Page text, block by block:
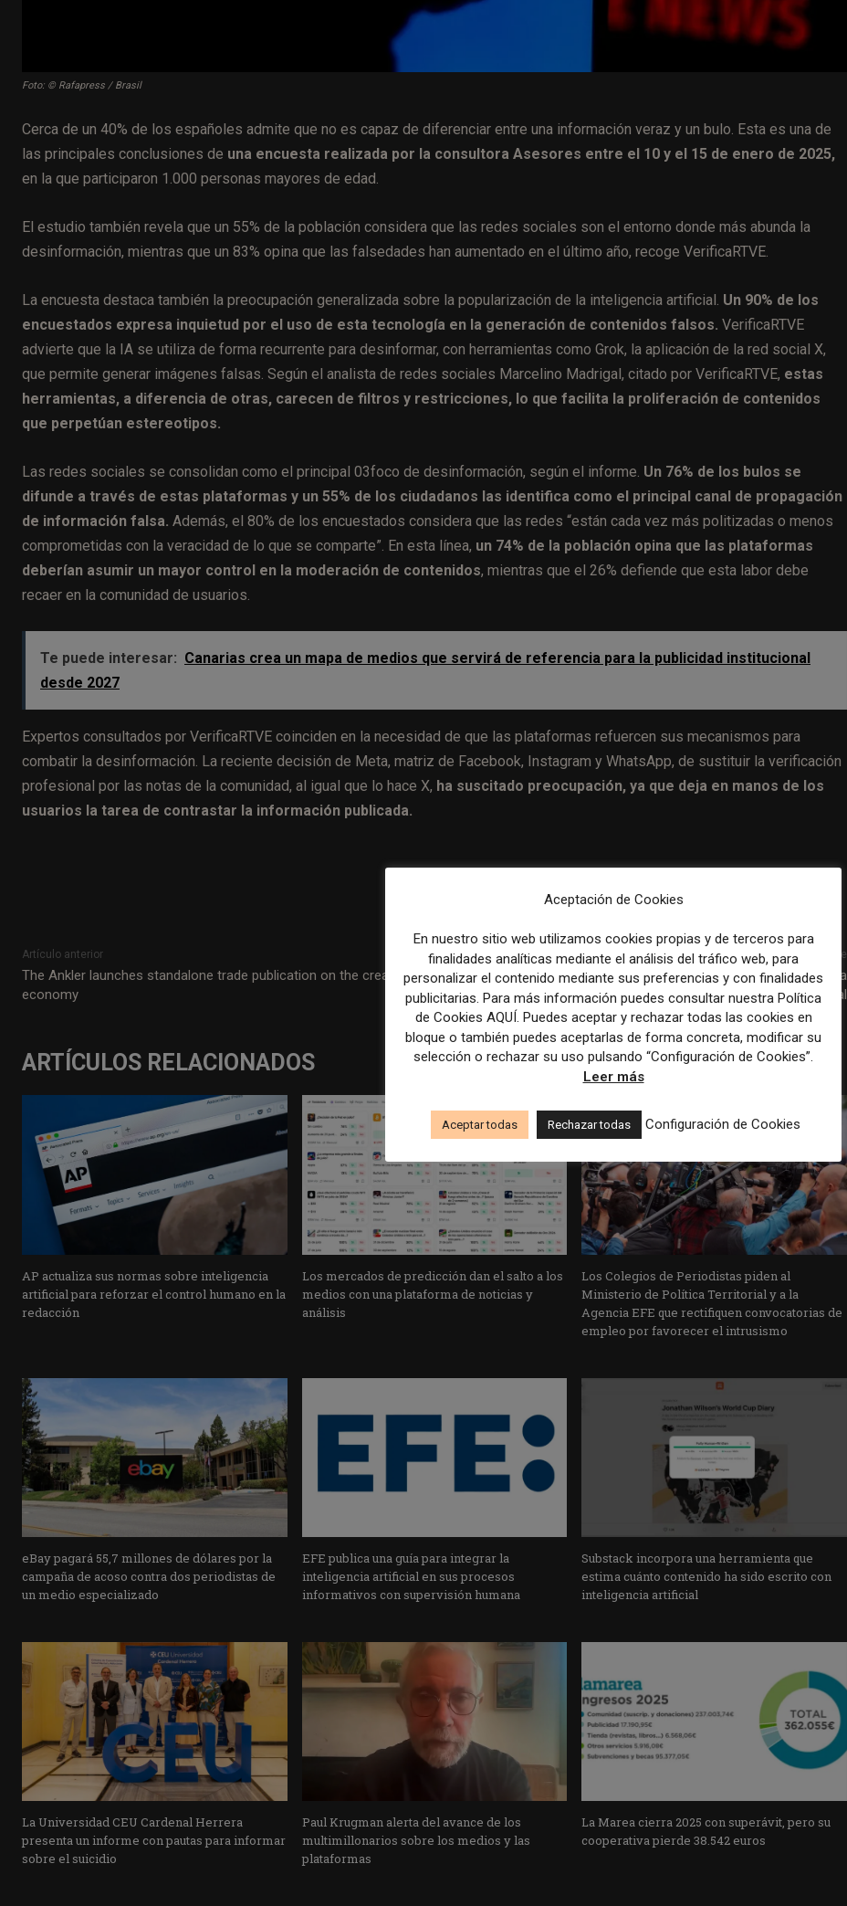
Foto: © Rafapress / Brasil
Cerca de un 40% de los españoles admite que no es capaz de diferenciar entre una información veraz y un bulo. Esta es una de
las principales conclusiones de una encuesta realizada por la consultora Asesores entre el 10 y el 15 de enero de 2025,
en la que participaron 1.000 personas mayores de edad.
El estudio también revela que un 55% de la población considera que las redes sociales son el entorno donde más abunda la
desinformación, mientras que un 83% opina que las falsedades han aumentado en el último año, recoge VerificaRTVE.
La encuesta destaca también la preocupación generalizada sobre la popularización de la inteligencia artificial. Un 90% de los
encuestados expresa inquietud por el uso de esta tecnología en la generación de contenidos falsos. VerificaRTVE
advierte que la IA se utiliza de forma recurrente para desinformar, con herramientas como Grok, la aplicación de la red social X,
que permite generar imágenes falsas. Según el analista de redes sociales Marcelino Madrigal, citado por VerificaRTVE, estas
herramientas, a diferencia de otras, carecen de filtros y restricciones, lo que facilita la proliferación de contenidos
que perpetúan estereotipos.
Las redes sociales se consolidan como el principal 03foco de desinformación, según el informe. Un 76% de los bulos se
difunde a través de estas plataformas y un 55% de los ciudadanos las identifica como el principal canal de propagación
de información falsa. Además, el 80% de los encuestados considera que las redes “están cada vez más politizadas o menos
comprometidas con la veracidad de lo que se comparte”. En esta línea, un 74% de la población opina que las plataformas
deberían asumir un mayor control en la moderación de contenidos, mientras que el 26% defiende que esta labor debe
recaer en la comunidad de usuarios.
Te puede interesar: Canarias crea un mapa de medios que servirá de referencia para la publicidad institucional
desde 2027
Expertos consultados por VerificaRTVE coinciden en la necesidad de que las plataformas refuercen sus mecanismos para
combatir la desinformación. La reciente decisión de Meta, matriz de Facebook, Instagram y WhatsApp, de sustituir la verificación
profesional por las notas de la comunidad, al igual que lo hace X, ha suscitado preocupación, ya que deja en manos de los
usuarios la tarea de contrastar la información publicada.
Artículo anterior
The Ankler launches standalone trade publication on the creator
economy
Artículo siguiente
Diez Minutos renueva su imagen con más actualidad, y una
apuesta por lo visual
ARTÍCULOS RELACIONADOS
AP actualiza sus normas sobre inteligencia
artificial para reforzar el control humano en la
redacción
Los mercados de predicción dan el salto a los
medios con una plataforma de noticias y
análisis
Los Colegios de Periodistas piden al
Ministerio de Política Territorial y a la
Agencia EFE que rectifiquen convocatorias de
empleo por favorecer el intrusismo
eBay pagará 55,7 millones de dólares por la
campaña de acoso contra dos periodistas de
un medio especializado
EFE publica una guía para integrar la
inteligencia artificial en sus procesos
informativos con supervisión humana
Substack incorpora una herramienta que
estima cuánto contenido ha sido escrito con
inteligencia artificial
La Universidad CEU Cardenal Herrera
presenta un informe con pautas para informar
sobre el suicidio
Paul Krugman alerta del avance de los
multimillonarios sobre los medios y las
plataformas
La Marea cierra 2025 con superávit, pero su
cooperativa pierde 38.542 euros
Aceptación de Cookies
En nuestro sitio web utilizamos cookies propias y de terceros para
finalidades analíticas mediante el análisis del tráfico web, para
personalizar el contenido mediante sus preferencias y con finalidades
publicitarias. Para más información puedes consultar nuestra Política
de Cookies AQUÍ. Puedes aceptar y rechazar todas las cookies en
bloque o también puedes aceptarlas de forma concreta, modificar su
selección o rechazar su uso pulsando “Configuración de Cookies”.
Leer más
Aceptar todas Rechazar todas Configuración de Cookies